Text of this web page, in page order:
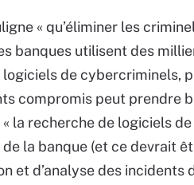
« qu’éliminer les
banques utilisent des
de cybercriminels,
compromis peut prendre
« la recherche de logiciels
la banque (et ce devrait
et d’analyse des incidents